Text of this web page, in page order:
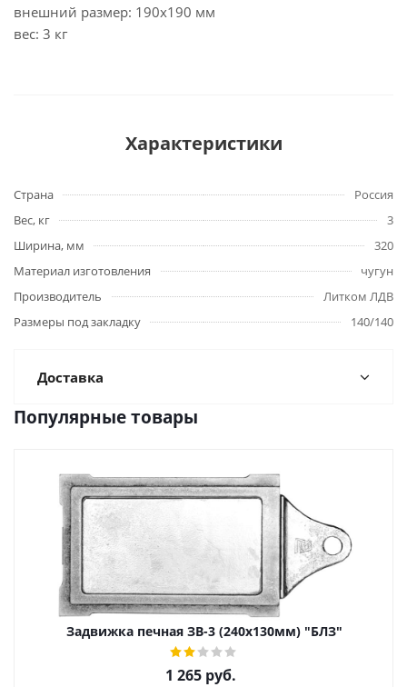
внешний размер: 190х190 мм
вес: 3 кг
Характеристики
Страна
Россия
Вес, кг
3
Ширина, мм
320
Материал изготовления
чугун
Производитель
Литком ЛДВ
Размеры под закладку
140/140
Доставка
Популярные товары
Задвижка печная ЗВ-3 (240х130мм) "БЛЗ"
1 265 руб.